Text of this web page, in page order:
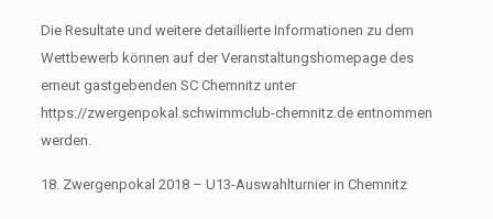
Die Resultate und weitere detaillierte Informationen zu dem
Wettbewerb können auf der Veranstaltungshomepage des
erneut gastgebenden SC Chemnitz unter
https://zwergenpokal.schwimmclub-chemnitz.de entnommen
werden.
18. Zwergenpokal 2018 – U13-Auswahlturnier in Chemnitz